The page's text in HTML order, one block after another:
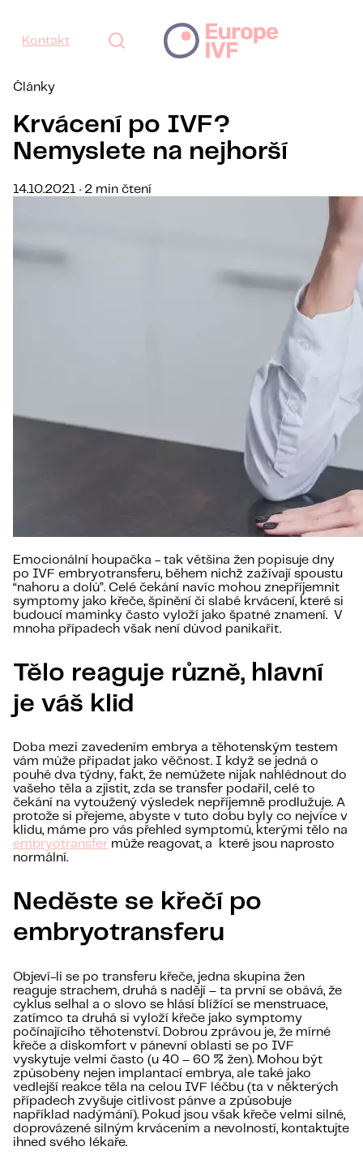
Kontakt
Články
Krvácení po IVF?
Nemyslete na nejhorší
14.10.2021 · 2 min čtení
Emocionální houpačka - tak většina žen popisuje dny
po IVF embryotransferu, během nichž zažívají spoustu
“nahoru a dolů”. Celé čekání navíc mohou znepříjemnit
symptomy jako křeče, špinění či slabé krvácení, které si
budoucí maminky často vyloží jako špatné znamení. V
mnoha případech však není důvod panikařit.
Tělo reaguje různě, hlavní
je váš klid
Doba mezi zavedením embrya a těhotenským testem
vám může připadat jako věčnost. I když se jedná o
pouhé dva týdny, fakt, že nemůžete nijak nahlédnout do
vašeho těla a zjistit, zda se transfer podařil, celé to
čekání na vytoužený výsledek nepříjemně prodlužuje. A
protože si přejeme, abyste v tuto dobu byly co nejvíce v
klidu, máme pro vás přehled symptomů, kterými tělo na
embryotransfer může reagovat, a které jsou naprosto
normální.
Neděste se křečí po
embryotransferu
Objeví-li se po transferu křeče, jedna skupina žen
reaguje strachem, druhá s nadějí – ta první se obává, že
cyklus selhal a o slovo se hlásí blížící se menstruace,
zatímco ta druhá si vyloží křeče jako symptomy
počínajícího těhotenství. Dobrou zprávou je, že mírné
křeče a diskomfort v pánevní oblasti se po IVF
vyskytuje velmi často (u 40 – 60 % žen). Mohou být
způsobeny nejen implantací embrya, ale také jako
vedlejší reakce těla na celou IVF léčbu (ta v některých
případech zvyšuje citlivost pánve a způsobuje
například nadýmání). Pokud jsou však křeče velmi silné,
doprovázené silným krvácením a nevolností, kontaktujte
ihned svého lékaře.